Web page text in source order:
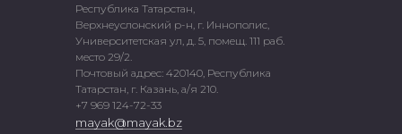
Республика Татарстан,
Верхнеуслонский р-н, г. Иннополис,
Университетская ул, д. 5, помещ. 111 раб.
место 29/2.
Почтовый адрес: 420140, Республика
Татарстан, г. Казань, а/я 210.
+7 969 124-72-33
mayak@mayak.bz